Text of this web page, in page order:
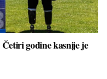
godine kasnije je